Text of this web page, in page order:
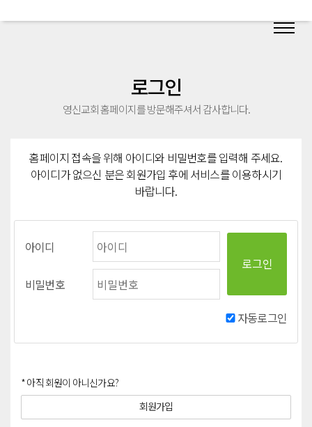
로그인
영신교회 홈페이지를 방문해주셔서 감사합니다.
홈페이지 접속을 위해 아이디와 비밀번호를 입력해 주세요.
아이디가 없으신 분은 회원가입 후에 서비스를 이용하시기
바랍니다.
아이디
비밀번호
자동로그인
* 아직 회원이 아니신가요?
회원가입